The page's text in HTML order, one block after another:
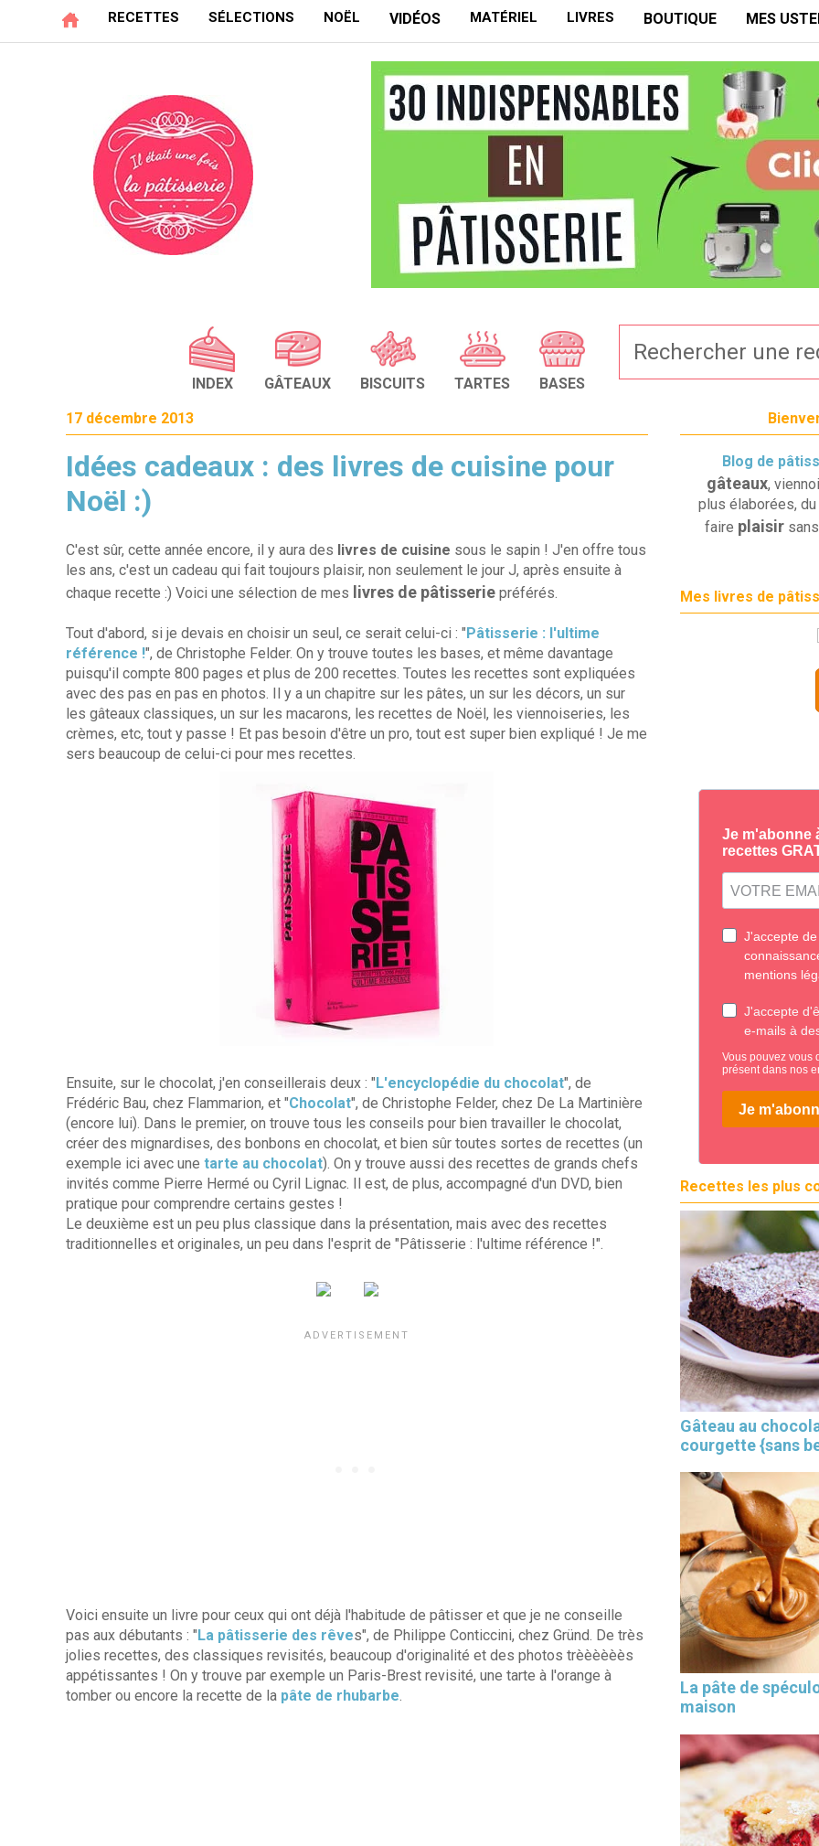
RECETTES SÉLECTIONS NOËL VIDÉOS MATÉRIEL LIVRES BOUTIQUE MES
INDEX GÂTEAUX BISCUITS TARTES
BASES
17 décembre 2013
Idées cadeaux : des livres de cuisine pour
Noël :)
C'est sûr, cette année encore, il y aura des livres de cuisine sous le sapin ! J'en offre tous
les ans, c'est un cadeau qui fait toujours plaisir, non seulement le jour J, après ensuite à
chaque recette :) Voici une sélection de mes livres de pâtisserie préférés.
Tout d'abord, si je devais en choisir un seul, ce serait celui-ci : "Pâtisserie : l'ultime
référence !", de Christophe Felder. On y trouve toutes les bases, et même davantage
puisqu'il compte 800 pages et plus de 200 recettes. Toutes les recettes sont expliquées
avec des pas en pas en photos. Il y a un chapitre sur les pâtes, un sur les décors, un sur
les gâteaux classiques, un sur les macarons, les recettes de Noël, les viennoiseries, les
crèmes, etc, tout y passe ! Et pas besoin d'être un pro, tout est super bien expliqué ! Je me
sers beaucoup de celui-ci pour mes recettes.
Ensuite, sur le chocolat, j'en conseillerais deux : "L'encyclopédie du chocolat", de
Frédéric Bau, chez Flammarion, et "Chocolat", de Christophe Felder, chez De La Martinière
(encore lui). Dans le premier, on trouve tous les conseils pour bien travailler le chocolat,
créer des mignardises, des bonbons en chocolat, et bien sûr toutes sortes de recettes (un
exemple ici avec une tarte au chocolat). On y trouve aussi des recettes de grands chefs
invités comme Pierre Hermé ou Cyril Lignac. Il est, de plus, accompagné d'un DVD, bien
pratique pour comprendre certains gestes !
Le deuxième est un peu plus classique dans la présentation, mais avec des recettes
traditionnelles et originales, un peu dans l'esprit de "Pâtisserie : l'ultime référence !".
Voici ensuite un livre pour ceux qui ont déjà l'habitude de pâtisser et que je ne conseille
pas aux débutants : "La pâtisserie des rêves", de Philippe Conticcini, chez Gründ. De très
jolies recettes, des classiques revisités, beaucoup d'originalité et des photos trèèèèèès
appétissantes ! On y trouve par exemple un Paris-Brest revisité, une tarte à l'orange à
tomber ou encore la recette de la pâte de rhubarbe.
Blog de
gâteaux,
plus élaborées,
faire plaisir
Mes livres de
Recettes les plus
Gâteau au
courgette {sans
La pâte de
maison